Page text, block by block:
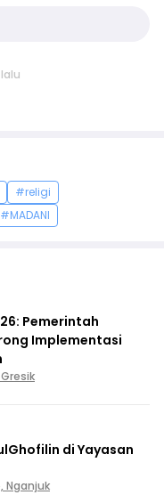
#religi
#MADANI
Pemerintah
Implementasi
di Yayasan
Nganjuk